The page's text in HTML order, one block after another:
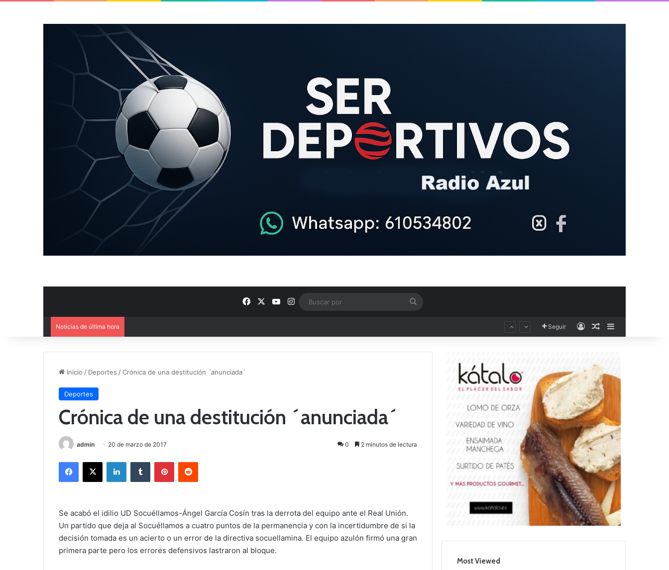
FacebookYouTube
Instagram
Noticias de última hora Seguir AccesoPublicación al
Inicio / Deportes /Crónica de una destitución ´anunciada´
Deportes
Crónica de una destitución ´anunciada´
admin 20 de marzo de 2017 0 2 minutos de lectura
Se acabó el idilio UD Socuéllamos-Ángel García Cosín tras la derrota del equipo ante el Real Unión.
Un partido que deja al Socuéllamos a cuatro puntos de la permanencia y con la incertidumbre de si la
decisión tomada es un acierto o un error de la directiva socuellamina. El equipo azulón firmó una gran
primera parte pero los errores defensivos lastraron al bloque.
Most Viewed